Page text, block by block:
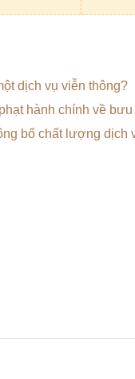
dịch vụ viễn thông?
hành chính về
bố chất lượng dịch